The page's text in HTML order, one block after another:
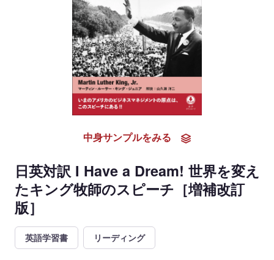
中身サンプルをみる
日英対訳 I Have a Dream! 世界を変え
たキング牧師のスピーチ［増補改訂
版］
英語学習書 リーディング